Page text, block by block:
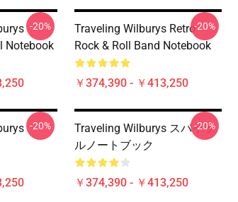
Notebook
-20%
Traveling Wilburys Retro
Rock & Roll Band Notebook
￥374,390 - ￥413,250
-20%
-20%
Traveling Wilburys スパイラ
ルノートブック
￥374,390 - ￥413,250
-20%